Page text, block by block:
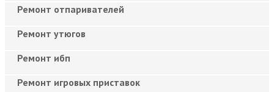
Ремонт отпаривателей
Ремонт утюгов
Ремонт ибп
Ремонт игровых приставок